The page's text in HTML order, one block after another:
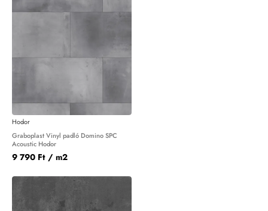
Hodor
Graboplast Vinyl padló Domino SPC
Acoustic Hodor
9 790 Ft / m2